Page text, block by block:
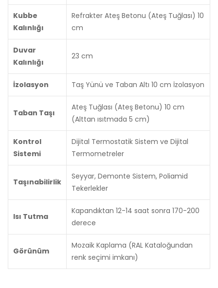
Kubbe
Kalınlığı
Refrakter Ateş Betonu (Ateş Tuğlası) 10
cm
Duvar
Kalınlığı
23 cm
İzolasyon Taş Yünü ve Taban Altı 10 cm İzolasyon
Taban Taşı
Ateş Tuğlası (Ateş Betonu) 10 cm
(Alttan ısıtmada 5 cm)
Kontrol
Sistemi
Dijital Termostatik Sistem ve Dijital
Termometreler
Taşınabilirlik
Seyyar, Demonte Sistem, Poliamid
Tekerlekler
Isı Tutma
Kapandıktan 12-14 saat sonra 170-200
derece
Görünüm
Mozaik Kaplama (RAL Kataloğundan
renk seçimi imkanı)